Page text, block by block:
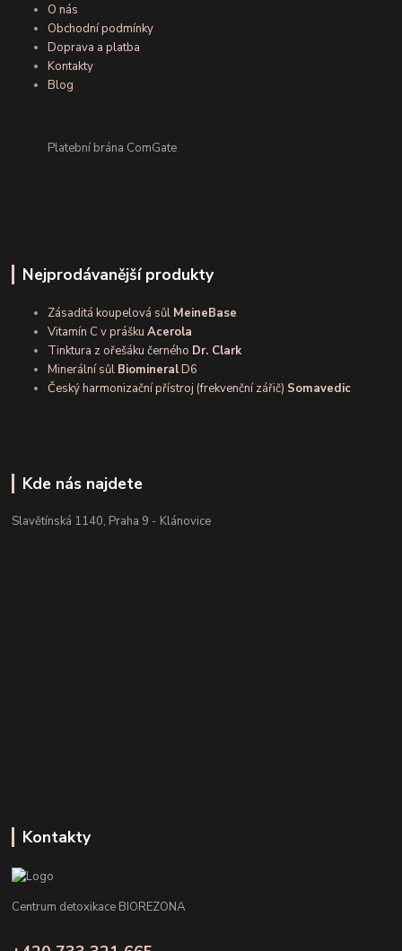
O nás
Obchodní podmínky
Doprava a platba
Kontakty
Blog
Platební brána ComGate
Nejprodávanější produkty
Zásaditá koupelová sůl MeineBase
Vitamín C v práškuAcerola
Tinktura z ořešáku černého Dr. Clark
Minerální sůl BiomineralD6
Český harmonizační přístroj (frekvenční zářič) Somavedic
Kde nás najdete
Slavětínská 1140, Praha 9 - Klánovice
Kontakty
Centrum detoxikace BIOREZONA